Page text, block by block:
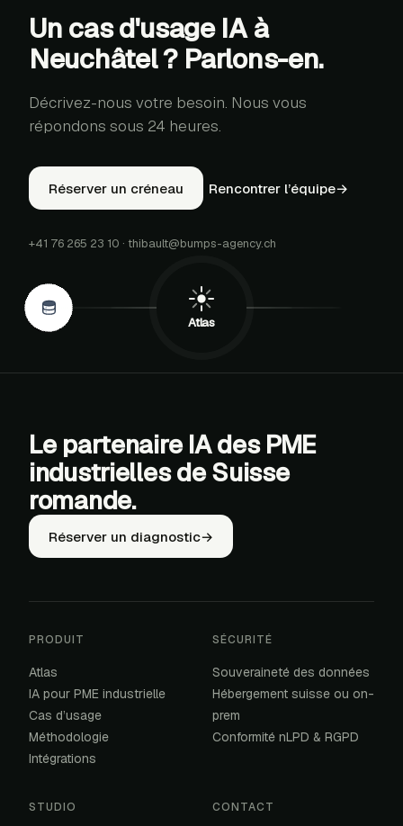
Un cas d'usage IA à
Neuchâtel ? Parlons-en.
Décrivez-nous votre besoin. Nous vous
répondons sous 24 heures.
Réserver un créneau Rencontrer l’équipe→
+41 76 265 23 10 · thibault@bumps-agency.ch
Atlas
SPDF
Le partenaire IA des PME
industrielles de Suisse
romande.
Réserver un diagnostic→
PRODUIT
Atlas
IA pour PME industrielle
Cas d’usage
Méthodologie
Intégrations
SÉCURITÉ
Souveraineté des données
Hébergement suisse ou on-
prem
Conformité nLPD & RGPD
STUDIO CONTACT